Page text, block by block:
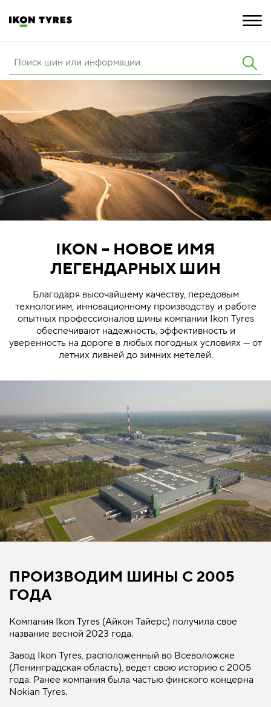
ИННОВАЦИИ
РАСШИРЕННАЯ ГАРАНТИЯ
О КОМПАНИИ
КАРЬЕРА
ПОКУПКА И АКЦИИ
IKON – НОВОЕ ИМЯ
ЛЕГЕНДАРНЫХ ШИН
Благодаря высочайшему качеству, передовым
технологиям, инновационному производству и работе
опытных профессионалов шины компании Ikon Tyres
обеспечивают надежность, эффективность и
уверенность на дороге в любых погодных условиях — от
летних ливней до зимних метелей.
ПРОИЗВОДИМ ШИНЫ С 2005
ГОДА
Компания Ikon Tyres (Айкон Тайерс) получила свое
название весной 2023 года.
Завод Ikon Tyres, расположенный во Всеволожске
(Ленинградская область), ведет свою историю с 2005
года. Ранее компания была частью финского концерна
Nokian Tyres.